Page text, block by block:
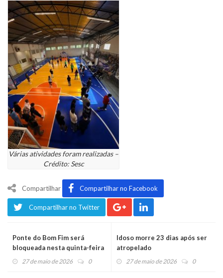
Várias atividades foram realizadas –
Crédito: Sesc
Compartilhar Compartilhar no Facebook
Compartilhar no Twitter
Ponte do Bom Fim será
bloqueada nesta quinta-feira
27 de maio de 2026 0
Idoso morre 23 dias após ser
atropelado
27 de maio de 2026 0